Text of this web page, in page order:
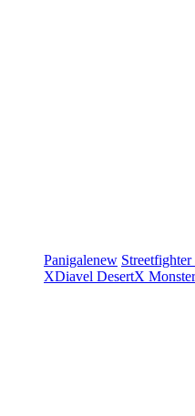
Panigalenew Streetfighter
XDiavel DesertX Monster